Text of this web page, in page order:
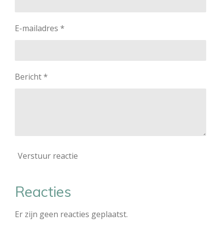
E-mailadres *
Bericht *
Verstuur reactie
Reacties
Er zijn geen reacties geplaatst.